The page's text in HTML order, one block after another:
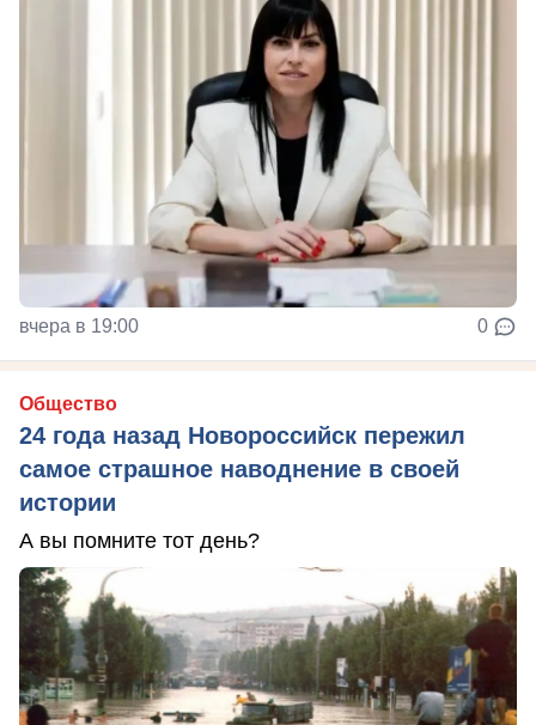
вчера в 19:00 0
Общество
24 года назад Новороссийск пережил
самое страшное наводнение в своей
истории
А вы помните тот день?